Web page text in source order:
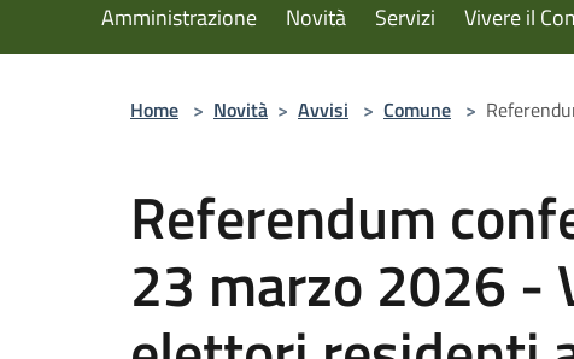
Amministrazione Novità Servizi Vivere il
Home > Novità > Avvisi > Comune >
Referendum
23 marzo 2026 -